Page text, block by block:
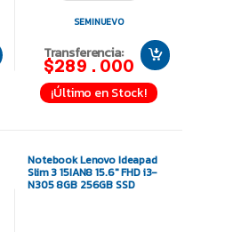
SEMINUEVO
Transferencia:
$289.000
¡Último en Stock!
Notebook Lenovo Ideapad
Slim 3 15IAN8 15.6″ FHD i3-
N305 8GB 256GB SSD